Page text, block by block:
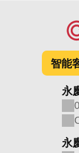
智能
永
永